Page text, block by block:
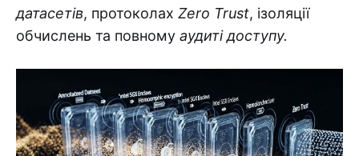
датасетів, протоколах Zero Trust, ізоляції
обчислень та повному аудиті доступу.